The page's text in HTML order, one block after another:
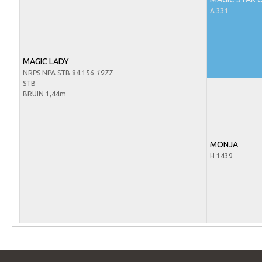
Zoek een NRPS paard
MAGIC LADY
NRPS NPA STB 84.156 1977
STB
BRUIN 1,44m
A 331
MONJA
H 1439